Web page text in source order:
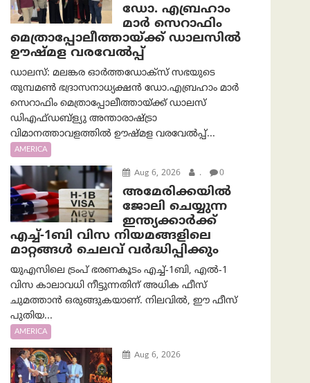
ഡോ. എബ്രഹാം
മാർ സെറാഫിം
മെത്രാപ്പോലീത്തായ്ക്ക് ഡാലസിൽ
ഊഷ്മള വരവേൽപ്പ്
ഡാലസ്: മലങ്കര ഓർത്തഡോക്സ് സഭയുടെ
തുമ്പമൺ ഭദ്രാസനാധ്യക്ഷൻ ഡോ.എബ്രഹാം മാർ
സെറാഫിം മെത്രാപ്പോലീത്തായ്ക്ക് ഡാലസ്
ഡിഎഫ്ഡബ്ള്യു അന്താരാഷ്ട്രാ
വിമാനത്താവളത്തിൽ ഊഷ്മള വരവേൽപ്പ്...
AMERICA
Aug 6, 2026 . 0
അമേരിക്കയില്‍
ജോലി ചെയ്യുന്ന
ഇന്ത്യക്കാർക്ക്
എച്ച്-1ബി വിസ നിയമങ്ങളിലെ
മാറ്റങ്ങൾ ചെലവ് വർദ്ധിപ്പിക്കും
യുഎസിലെ ട്രംപ് ഭരണകൂടം എച്ച്-1ബി, എൽ-1
വിസ കാലാവധി നീട്ടുന്നതിന് അധിക ഫീസ്
ചുമത്താൻ ഒരുങ്ങുകയാണ്. നിലവിൽ, ഈ ഫീസ്
പുതിയ...
AMERICA
Aug 6, 2026